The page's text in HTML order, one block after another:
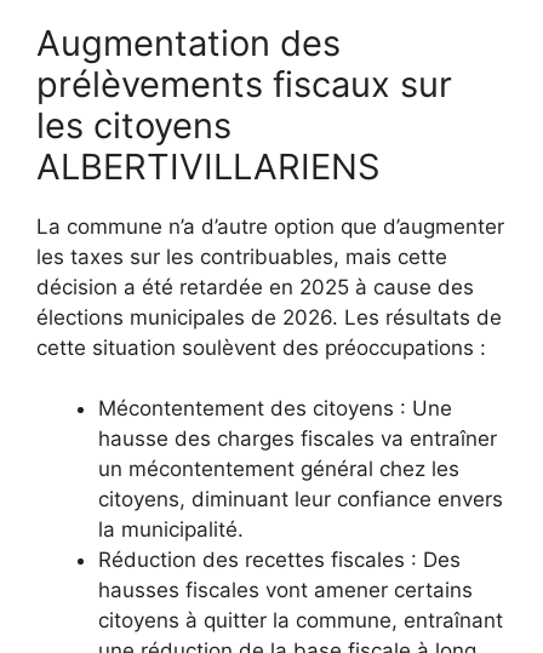
Augmentation des
prélèvements fiscaux sur
les citoyens
ALBERTIVILLARIENS
La commune n’a d’autre option que d’augmenter
les taxes sur les contribuables, mais cette
décision a été retardée en 2025 à cause des
élections municipales de 2026. Les résultats de
cette situation soulèvent des préoccupations :
Mécontentement des citoyens : Une
hausse des charges fiscales va entraîner
un mécontentement général chez les
citoyens, diminuant leur confiance envers
la municipalité.
Réduction des recettes fiscales : Des
hausses fiscales vont amener certains
citoyens à quitter la commune, entraînant